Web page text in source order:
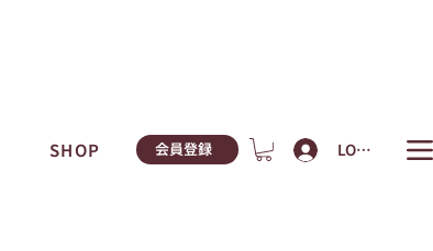
SHOP 会員登録 LOGIN